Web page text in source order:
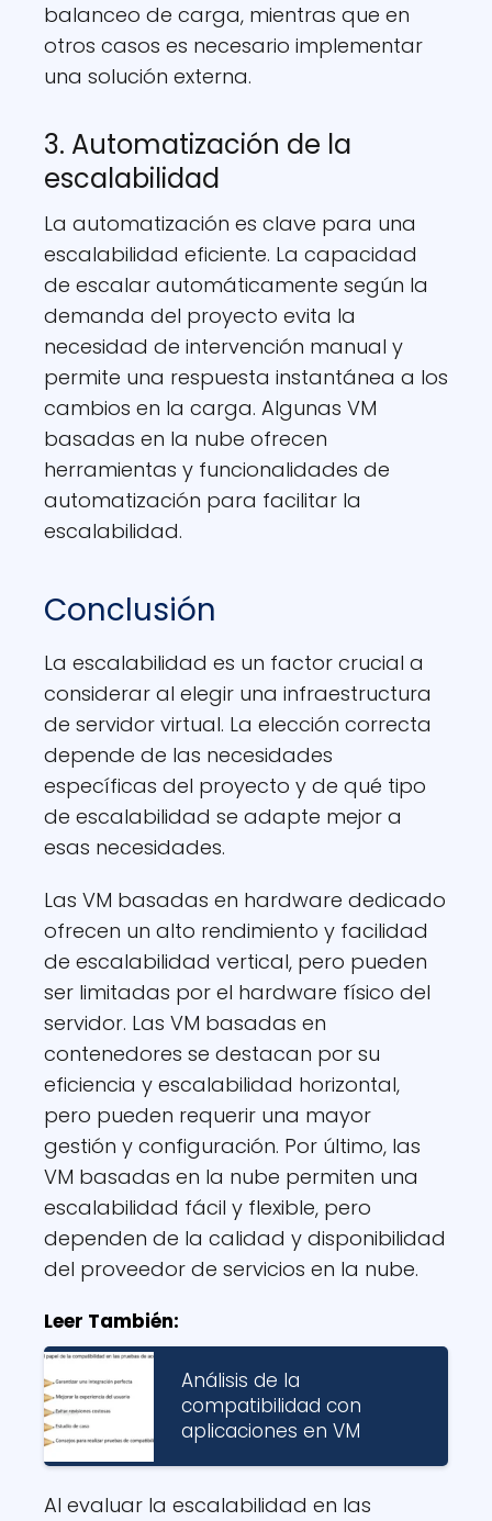
balanceo de carga, mientras que en
otros casos es necesario implementar
una solución externa.
3. Automatización de la
escalabilidad
La automatización es clave para una
escalabilidad eficiente. La capacidad
de escalar automáticamente según la
demanda del proyecto evita la
necesidad de intervención manual y
permite una respuesta instantánea a los
cambios en la carga. Algunas VM
basadas en la nube ofrecen
herramientas y funcionalidades de
automatización para facilitar la
escalabilidad.
Conclusión
La escalabilidad es un factor crucial a
considerar al elegir una infraestructura
de servidor virtual. La elección correcta
depende de las necesidades
específicas del proyecto y de qué tipo
de escalabilidad se adapte mejor a
esas necesidades.
Las VM basadas en hardware dedicado
ofrecen un alto rendimiento y facilidad
de escalabilidad vertical, pero pueden
ser limitadas por el hardware físico del
servidor. Las VM basadas en
contenedores se destacan por su
eficiencia y escalabilidad horizontal,
pero pueden requerir una mayor
gestión y configuración. Por último, las
VM basadas en la nube permiten una
escalabilidad fácil y flexible, pero
dependen de la calidad y disponibilidad
del proveedor de servicios en la nube.
Leer También:
Análisis de la
compatibilidad con
aplicaciones en VM
Al evaluar la escalabilidad en las